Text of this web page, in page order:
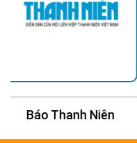
Báo Kinh Tế Châu Á